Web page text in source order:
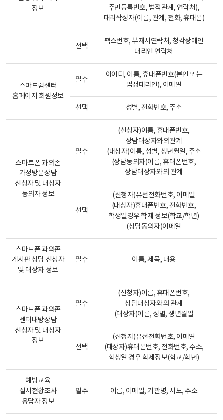
정보
주민등록번호, 법적관계, 연락처),
대리작성자(이름, 관계, 전화, 휴대폰)
선택
팩스번호, 부재시연락처, 청각장애인
대리인 연락처
스마트쉼센터
홈페이지 회원정보
필수
아이디, 이름, 휴대폰번호(본인 또는
법정대리인), 이메일
선택 성별, 전화번호, 주소
스마트폰 과의존
가정방문상담
신청자 및 대상자
동의자 정보
필수
(신청자)이름, 휴대폰번호,
상담대상자와의관계
(대상자)이름, 성별, 생년월일, 주소
(상담동의자)이름, 휴대폰번호,
상담대상자와의 관계
선택
(신청자)유선전화번호, 이메일
(대상자)휴대폰번호, 전화번호,
학생일경우 학제 정보(학교/학년)
(상담동의자)이메일
스마트폰 과의존
게시판 상담 신청자
및 대상자 정보
필수 이름, 제목, 내용
스마트폰 과의존
센터내방상담
신청자 및 대상자
정보
필수
(신청자)이름, 휴대폰번호,
상담대상자와의 관계
(대상자)이른, 성별, 생년월일
선택
(신청자)유선전화번호, 이메일
(대상자)휴대폰번호, 전화번호, 주소,
학생일 경우 학제정보(학교/학년)
예방교육
실시현황조사
응답자 정보
필수 이름, 이메일, 기관명, 시도, 주소